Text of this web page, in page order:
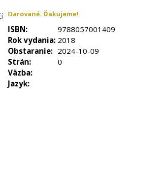
Darované. Ďakujeme!
ISBN:
9788057001409
Rok vydania: 2018
Obstaranie: 2024-10-09
Strán:
0
Väzba:
Jazyk: